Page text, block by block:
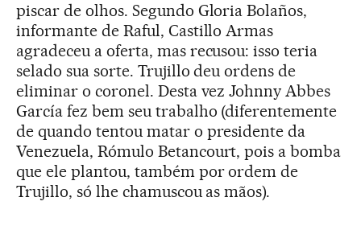
piscar de olhos. Segundo Gloria Bolaños,
informante de Raful, Castillo Armas
agradeceu a oferta, mas recusou: isso teria
selado sua sorte. Trujillo deu ordens de
eliminar o coronel. Desta vez Johnny Abbes
García fez bem seu trabalho (diferentemente
de quando tentou matar o presidente da
Venezuela, Rómulo Betancourt, pois a bomba
que ele plantou, também por ordem de
Trujillo, só lhe chamuscou as mãos).